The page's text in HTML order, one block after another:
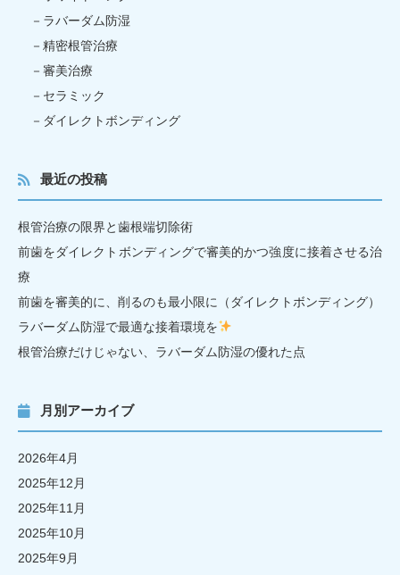
ラバーダム防湿
精密根管治療
審美治療
セラミック
ダイレクトボンディング
最近の投稿
根管治療の限界と歯根端切除術
前歯をダイレクトボンディングで審美的かつ強度に接着させる治
療
前歯を審美的に、削るのも最小限に（ダイレクトボンディング）
ラバーダム防湿で最適な接着環境を
根管治療だけじゃない、ラバーダム防湿の優れた点
月別アーカイブ
2026年4月
2025年12月
2025年11月
2025年10月
2025年9月